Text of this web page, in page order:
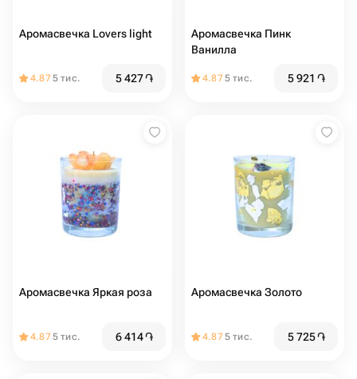
Аромасвечка Lovers light
4.875 тис. 5 427֏
Аромасвечка Пинк
Ванилла
4.875 тис. 5 921 ֏
Аромасвечка Яркая роза
4.875 тис. 6 414֏
Аромасвечка Золото
4.875 тис. 5 725֏